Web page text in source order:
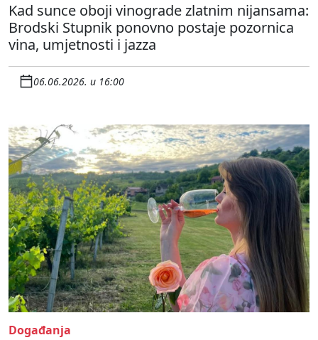
Kad sunce oboji vinograde zlatnim nijansama:
Brodski Stupnik ponovno postaje pozornica
vina, umjetnosti i jazza
06.06.2026. u 16:00
Događanja